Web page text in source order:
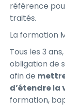
référence
traités.
La formation
Tous les 3
obligation de
afin de
d’étendre
formation,